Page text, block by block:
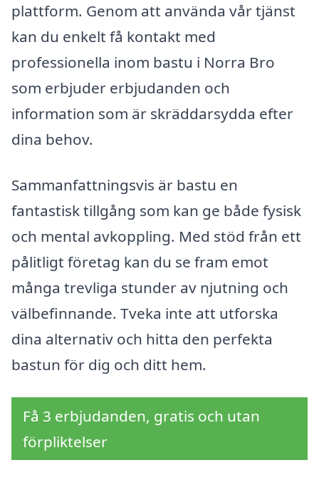
plattform. Genom att använda vår tjänst
kan du enkelt få kontakt med
professionella inom bastu i Norra Bro
som erbjuder erbjudanden och
information som är skräddarsydda efter
dina behov.
Sammanfattningsvis är bastu en
fantastisk tillgång som kan ge både fysisk
och mental avkoppling. Med stöd från ett
pålitligt företag kan du se fram emot
många trevliga stunder av njutning och
välbefinnande. Tveka inte att utforska
dina alternativ och hitta den perfekta
bastun för dig och ditt hem.
Få 3 erbjudanden, gratis och utan
förpliktelser